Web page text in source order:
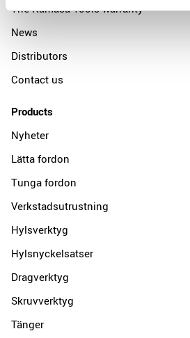
The Kamasa Tools warranty
News
Distributors
Contact us
Products
Nyheter
Lätta fordon
Tunga fordon
Verkstadsutrustning
Hylsverktyg
Hylsnyckelsatser
Dragverktyg
Skruvverktyg
Tänger